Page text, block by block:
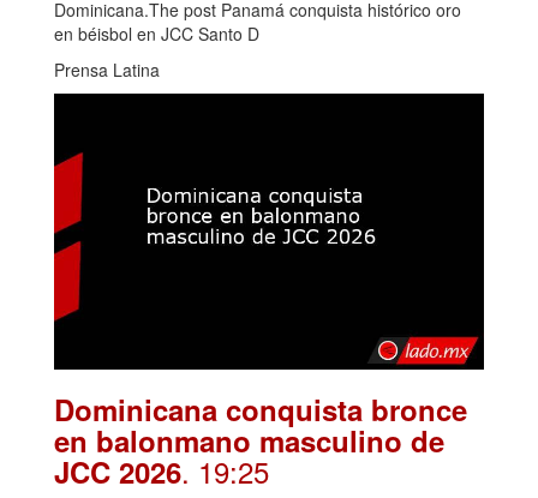
Dominicana.The post Panamá conquista histórico oro
en béisbol en JCC Santo D
Prensa Latina
Dominicana conquista bronce
en balonmano masculino de
JCC 2026. 19:25